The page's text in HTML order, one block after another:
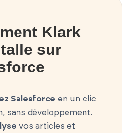
Klark
sur
Salesforce en un clic
sans développement.
vos articles et